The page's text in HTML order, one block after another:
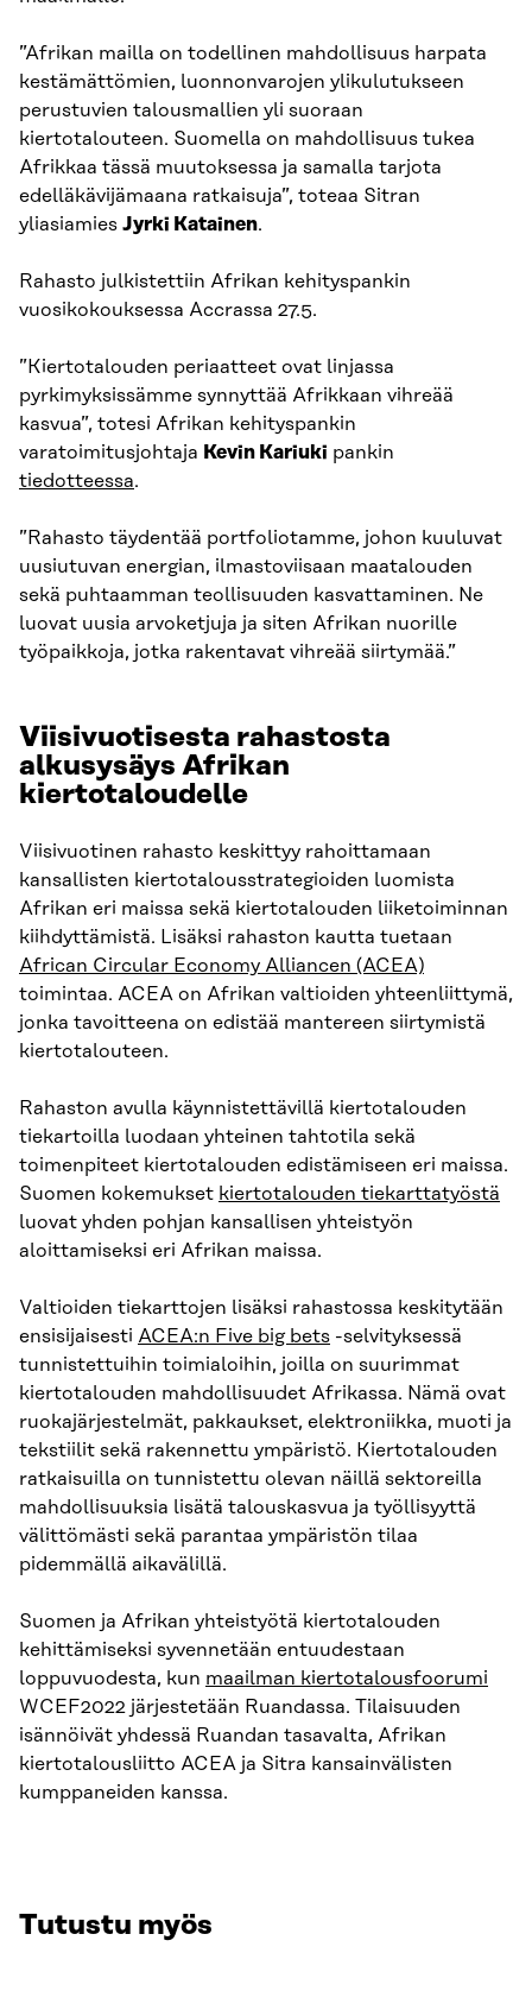
”Afrikan mailla on todellinen mahdollisuus harpata
kestämättömien, luonnonvarojen ylikulutukseen
perustuvien talousmallien yli suoraan
kiertotalouteen. Suomella on mahdollisuus tukea
Afrikkaa tässä muutoksessa ja samalla tarjota
edelläkävijämaana ratkaisuja”, toteaa Sitran
yliasiamies Jyrki Katainen.
Rahasto julkistettiin Afrikan kehityspankin
vuosikokouksessa Accrassa 27.5.
”Kiertotalouden periaatteet ovat linjassa
pyrkimyksissämme synnyttää Afrikkaan vihreää
kasvua”, totesi Afrikan kehityspankin
varatoimitusjohtaja Kevin Kariuki pankin
tiedotteessa.
”Rahasto täydentää portfoliotamme, johon kuuluvat
uusiutuvan energian, ilmastoviisaan maatalouden
sekä puhtaamman teollisuuden kasvattaminen. Ne
luovat uusia arvoketjuja ja siten Afrikan nuorille
työpaikkoja, jotka rakentavat vihreää siirtymää.”
Viisivuotisesta rahastosta
alkusysäys Afrikan
kiertotaloudelle
Viisivuotinen rahasto keskittyy rahoittamaan
kansallisten kiertotalousstrategioiden luomista
Afrikan eri maissa sekä kiertotalouden liiketoiminnan
kiihdyttämistä. Lisäksi rahaston kautta tuetaan
African Circular Economy Alliancen (ACEA)
toimintaa. ACEA on Afrikan valtioiden yhteenliittymä,
jonka tavoitteena on edistää mantereen siirtymistä
kiertotalouteen.
Rahaston avulla käynnistettävillä kiertotalouden
tiekartoilla luodaan yhteinen tahtotila sekä
toimenpiteet kiertotalouden edistämiseen eri maissa.
Suomen kokemukset kiertotalouden tiekarttatyöstä
luovat yhden pohjan kansallisen yhteistyön
aloittamiseksi eri Afrikan maissa.
Valtioiden tiekarttojen lisäksi rahastossa keskitytään
ensisijaisesti ACEA:n Five big bets -selvityksessä
tunnistettuihin toimialoihin, joilla on suurimmat
kiertotalouden mahdollisuudet Afrikassa. Nämä ovat
ruokajärjestelmät, pakkaukset, elektroniikka, muoti ja
tekstiilit sekä rakennettu ympäristö. Kiertotalouden
ratkaisuilla on tunnistettu olevan näillä sektoreilla
mahdollisuuksia lisätä talouskasvua ja työllisyyttä
välittömästi sekä parantaa ympäristön tilaa
pidemmällä aikavälillä.
Suomen ja Afrikan yhteistyötä kiertotalouden
kehittämiseksi syvennetään entuudestaan
loppuvuodesta, kun maailman kiertotalousfoorumi
WCEF2022 järjestetään Ruandassa. Tilaisuuden
isännöivät yhdessä Ruandan tasavalta, Afrikan
kiertotalousliitto ACEA ja Sitra kansainvälisten
kumppaneiden kanssa.
Tutustu myös